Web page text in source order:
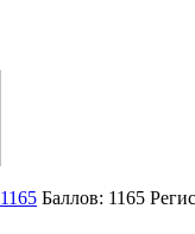
1165 Баллов: 1165